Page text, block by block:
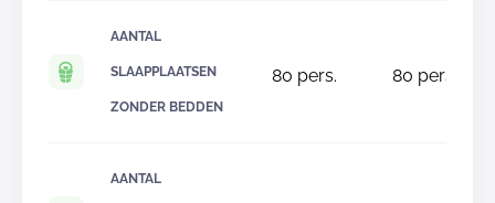
AANTAL
SLAAPPLAATSEN
ZONDER BEDDEN
80 pers. 80 pers.
AANTAL